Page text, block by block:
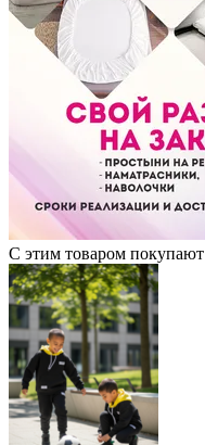
С этим товаром покупают